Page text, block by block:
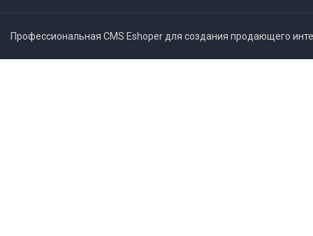
Профессиональная CMS Eshoper для создания продающего